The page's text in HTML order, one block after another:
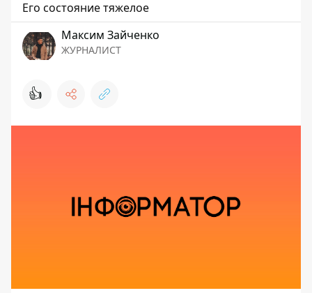
Его состояние тяжелое
Максим Зайченко
ЖУРНАЛИСТ
👍